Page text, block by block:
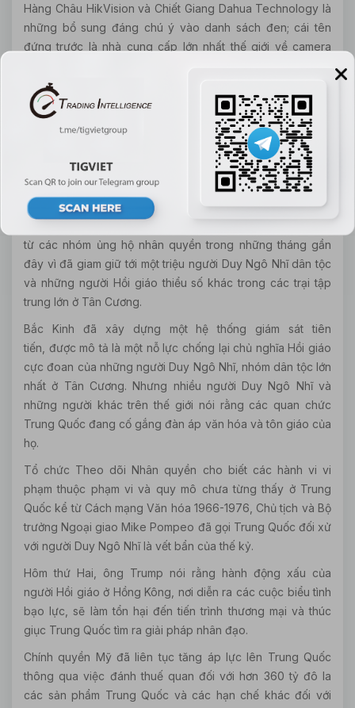
Hàng Châu HikVision và Chiết Giang Dahua Technology là
những bổ sung đáng chú ý vào danh sách đen; cái tên
đứng trước là nhà cung cấp lớn nhất thế giới về camera
bị cáo buộc đã phát hành bản cập nhật phần mềm lừa đảo
để sửa các lỗ hổng của các thiết bị phần cứng của nó, sau
vụ tấn công DDoS lớn nhất trong lịch sử. Với việc giao dịch
cổ phiếu HikVision hiện đang bị đình trệ, nhà cung cấp
Ambarella ở Mỹ của họ đã giảm hơn -12% sau nhiều giờ
giao dịch, khi mà có tin đồn doanh thu hàng năm HikVision
đem về cho Ambarella từ khoảng “17 trở lên”
từ các nhóm ủng hộ nhân quyền trong những tháng gần
đây vì đã giam giữ tới một triệu người Duy Ngô Nhĩ dân tộc
và những người Hồi giáo thiểu số khác trong các trại tập
trung lớn ở Tân Cương.
Bắc Kinh đã xây dựng một hệ thống giám sát tiên
tiến, được mô tả là một nỗ lực chống lại chủ nghĩa Hồi giáo
cực đoan của những người Duy Ngô Nhĩ, nhóm dân tộc lớn
nhất ở Tân Cương. Nhưng nhiều người Duy Ngô Nhĩ và
những người khác trên thế giới nói rằng các quan chức
Trung Quốc đang cố gắng đàn áp văn hóa và tôn giáo của
họ.
Tổ chức Theo dõi Nhân quyền cho biết các hành vi vi
phạm thuộc phạm vi và quy mô chưa từng thấy ở Trung
Quốc kể từ Cách mạng Văn hóa 1966-1976, Chủ tịch và Bộ
trưởng Ngoại giao Mike Pompeo đã gọi Trung Quốc đối xử
với người Duy Ngô Nhĩ là vết bẩn của thế kỷ.
Hôm thứ Hai, ông Trump nói rằng hành động xấu của
người Hồi giáo ở Hồng Kông, nơi diễn ra các cuộc biểu tình
bạo lực, sẽ làm tổn hại đến tiến trình thương mại và thúc
giục Trung Quốc tìm ra giải pháp nhân đạo.
Chính quyền Mỹ đã liên tục tăng áp lực lên Trung Quốc
thông qua việc đánh thuế quan đối với hơn 360 tỷ đô la
các sản phẩm Trung Quốc và các hạn chế khác đối với